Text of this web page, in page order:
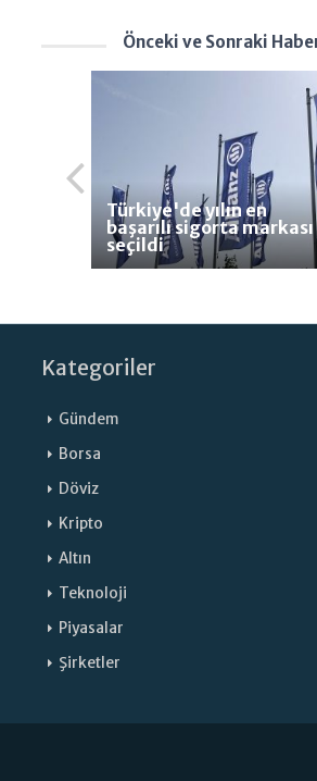
Önceki ve Sonraki
Türkiye'de yılın en
başarılı sigorta markası
seçildi
Kategoriler
Gündem
Borsa
Döviz
Kripto
Altın
Teknoloji
Piyasalar
Şirketler